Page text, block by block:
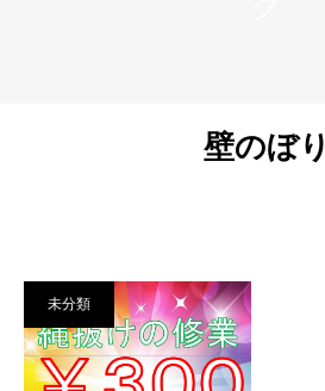
壁のぼり
未分類